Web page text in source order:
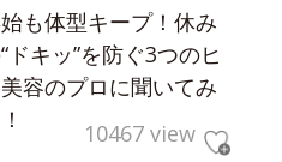
も体型キープ！休み
ドキッ”を防ぐ3つのヒ
容のプロに聞いてみ
10467 view